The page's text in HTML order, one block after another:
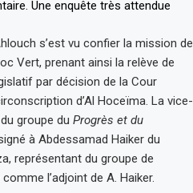
s’est vu confier la mission de
Vert, prenant ainsi la relève de
par décision de la Cour
d’Al Hoceïma. La vice-
groupe du Progrès et du
à Abdessamad Haiker du
représentant du groupe de
l’adjoint de A. Haiker.